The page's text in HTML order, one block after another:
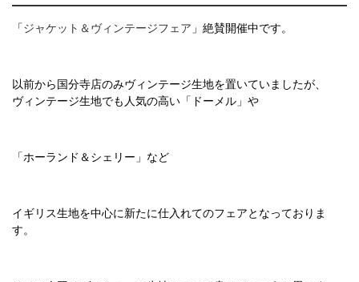
「ジャケット＆ヴィンテージフェア 」絶賛開催中です。
以前から国分寺店のみヴィンテージ生地を置いていましたが、
ヴィンテージ生地でも人気の高い「ドーメル」や
「ホーランド＆シェリー」など
イギリス生地を中心に新たに仕入れてのフェアとなっておりま
す。